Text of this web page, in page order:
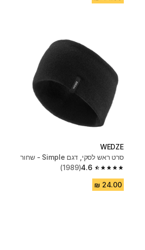
WEDZE
סרט ראש לסקי, דגם Simple - שחור
4.6
4.6 out of 5 stars from 1989 reviews
(1989)